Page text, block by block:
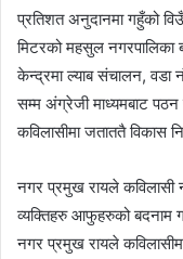
प्रतिशत अनुदानमा गहुँको
मिटरको महसुल नगरपालिका
केन्द्रमा ल्याब संचालन, वडा
सम्म अंग्रेजी माध्यमबाट पठन
कविलासीमा जताततै विकास
नगर प्रमुख रायले कविलासी
व्यक्तिहरु आफुहरुको बदनाम
नगर प्रमुख रायले